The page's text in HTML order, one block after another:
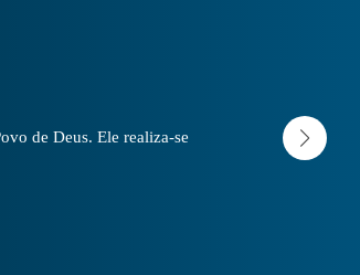
de Deus. Ele realiza-se